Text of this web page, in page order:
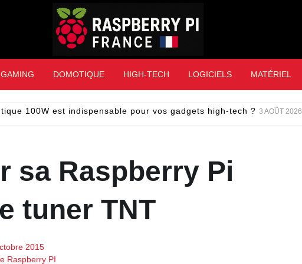
Raspberry Pi France
GAMING DOMOTIQUE HIGH-TECH LOGICIELS MATÉRIEL
100W est indispensable pour vos gadgets high-tech ? 3 AOÛT 2026
sa Raspberry Pi
tuner TNT
2015
Raspberry PI